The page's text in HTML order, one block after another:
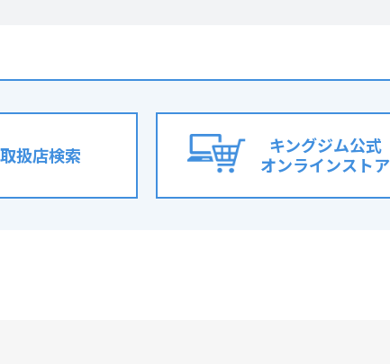
取扱店検索
キングジム公式
オンラインストア